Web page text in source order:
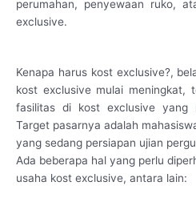
perumahan, penyewaan ruko,
exclusive.
Kenapa harus kost exclusive?,
kost exclusive mulai meningkat,
fasilitas di kost exclusive yang
Target pasarnya adalah
yang sedang persiapan ujian
Ada beberapa hal yang perlu
usaha kost exclusive, antara lain: